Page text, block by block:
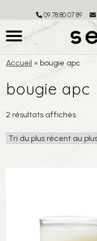
09 78 80 07 89
Accueil » bougie apc
bougie apc
2 résultats affichésTrié
plus